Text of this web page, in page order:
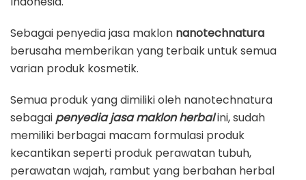
Sebagai penyedia jasa maklon nanotechnatura
berusaha memberikan yang terbaik untuk semua
varian produk kosmetik.
Semua produk yang dimiliki oleh nanotechnatura
sebagai penyedia jasa maklon herbalini, sudah
memiliki berbagai macam formulasi produk
kecantikan seperti produk perawatan tubuh,
perawatan wajah, rambut yang berbahan herbal